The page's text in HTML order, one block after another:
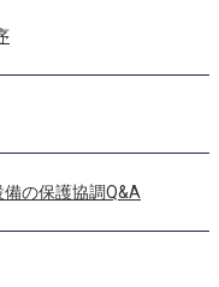
の保護協調Q&A